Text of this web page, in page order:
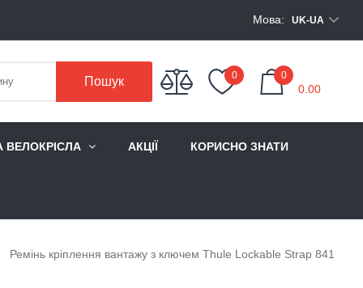
Мова: UK-UA
Пошук 0 0
0.00
ВЕЛОКРІСЛА АКЦІЇ КОРИСНО ЗНАТИ
Ремінь кріплення вантажу з ключем Thule Lockable Strap 841